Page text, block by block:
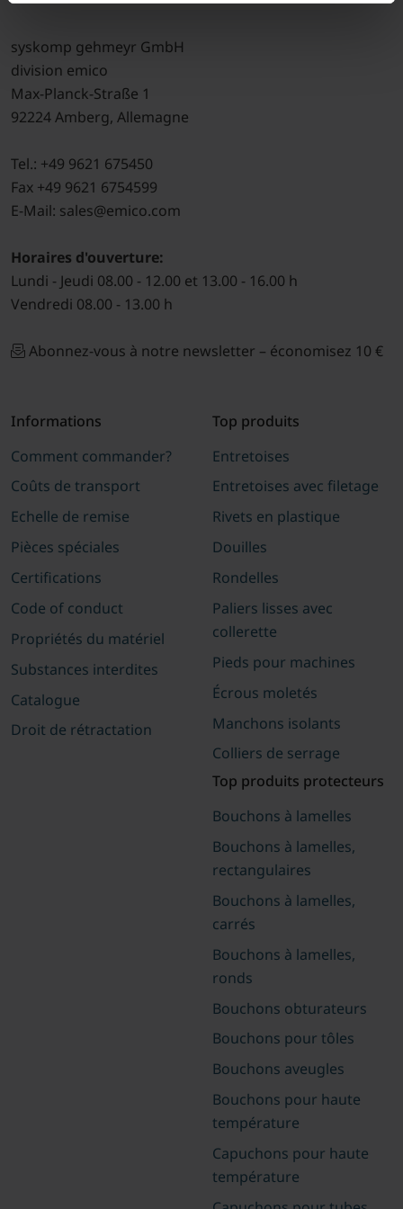
syskomp gehmeyr GmbH
division emico
Max-Planck-Straße 1
92224 Amberg, Allemagne
Tel.: +49 9621 675450
Fax +49 9621 6754599
E-Mail: sales@emico.com
Horaires d'ouverture:
Lundi - Jeudi 08.00 - 12.00 et 13.00 - 16.00 h
Vendredi 08.00 - 13.00 h
Abonnez-vous à notre newsletter – économisez 10 €
Informations
Comment commander?
Coûts de transport
Echelle de remise
Pièces spéciales
Certifications
Code of conduct
Propriétés du matériel
Substances interdites
Catalogue
Droit de rétractation
Top produits
Entretoises
Entretoises avec filetage
Rivets en plastique
Douilles
Rondelles
Paliers lisses avec
collerette
Pieds pour machines
Écrous moletés
Manchons isolants
Colliers de serrage
Top produits protecteurs
Bouchons à lamelles
Bouchons à lamelles,
rectangulaires
Bouchons à lamelles,
carrés
Bouchons à lamelles,
ronds
Bouchons obturateurs
Bouchons pour tôles
Bouchons aveugles
Bouchons pour haute
température
Capuchons pour haute
température